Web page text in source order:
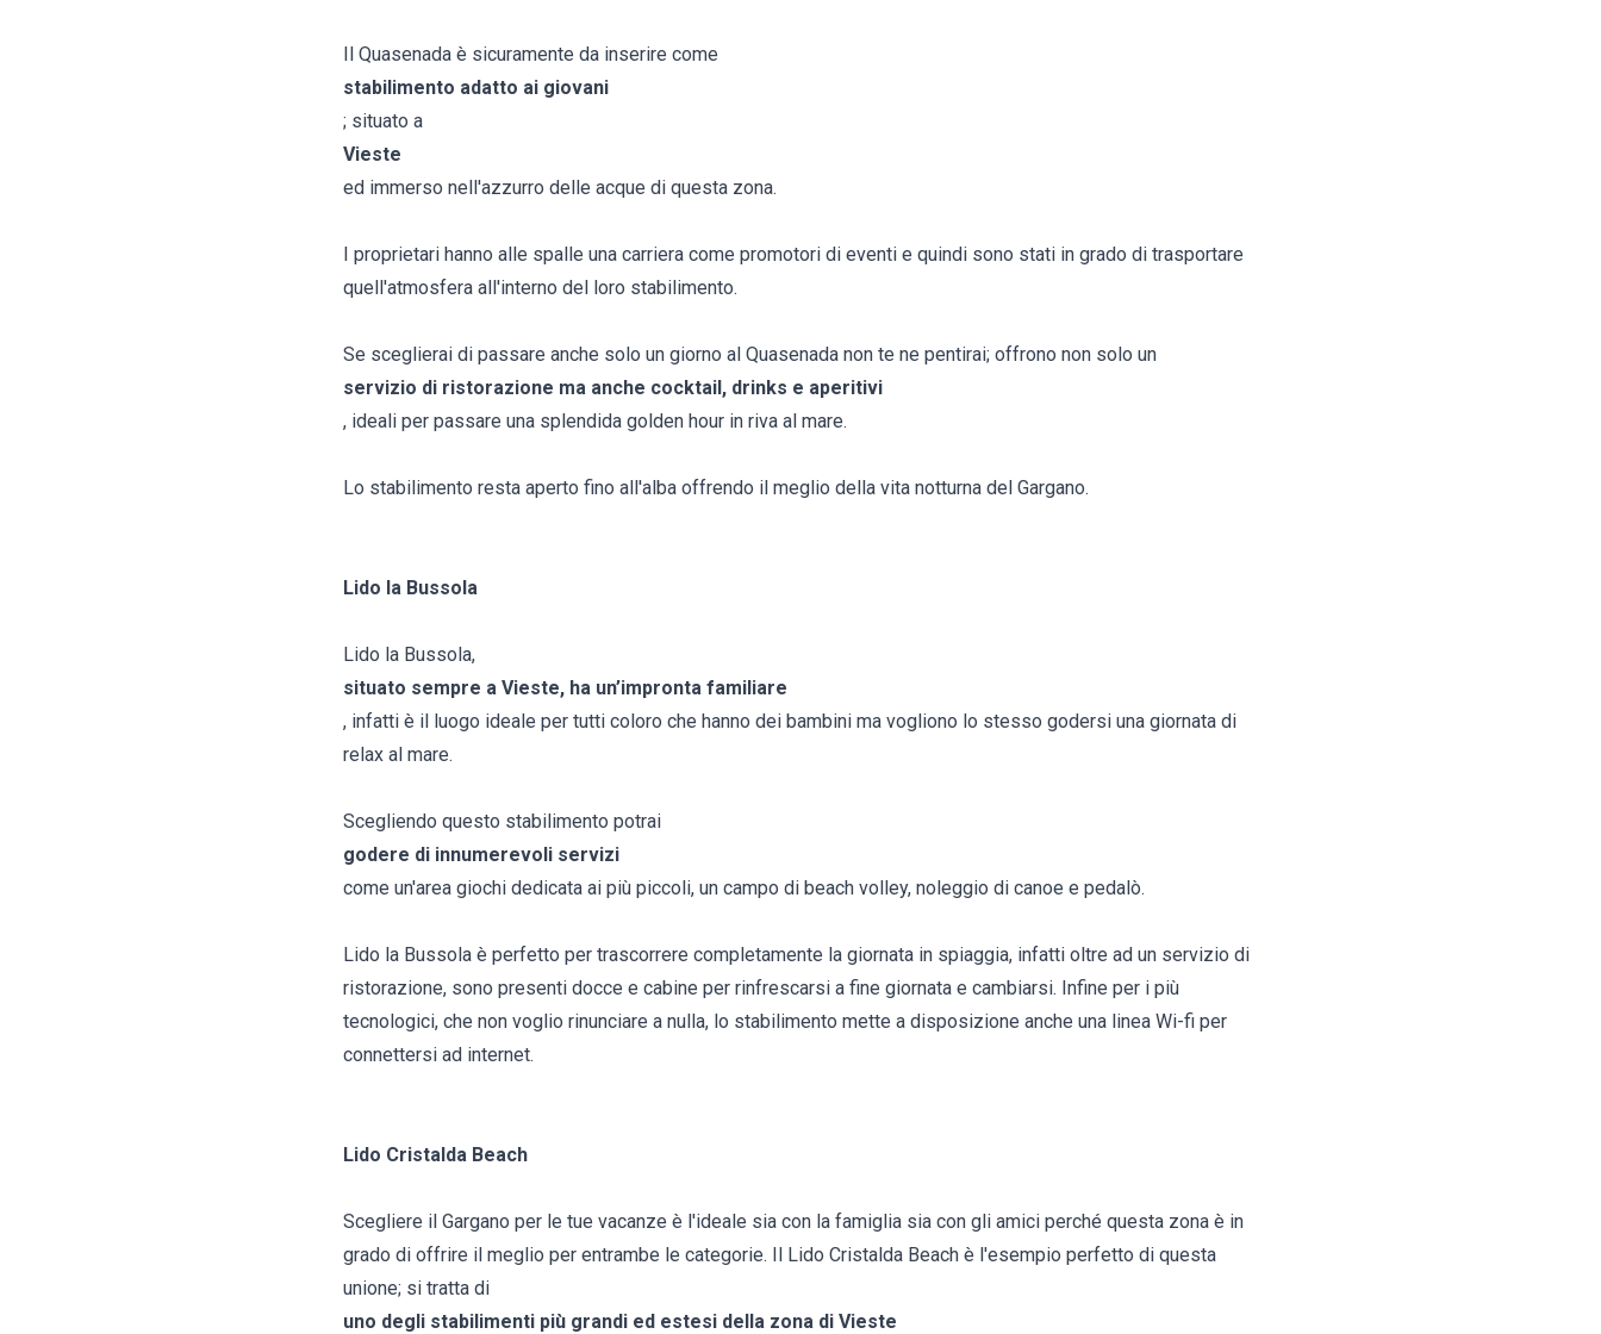
Il Quasenada è sicuramente da inserire come
stabilimento adatto ai giovani
; situato a
Vieste
ed immerso nell'azzurro delle acque di questa zona.
I proprietari hanno alle spalle una carriera come promotori di eventi e quindi sono stati in grado di trasportare
quell'atmosfera all'interno del loro stabilimento.
Se sceglierai di passare anche solo un giorno al Quasenada non te ne pentirai; offrono non solo un
servizio di ristorazione ma anche cocktail, drinks e aperitivi
, ideali per passare una splendida golden hour in riva al mare.
Lo stabilimento resta aperto fino all'alba offrendo il meglio della vita notturna del Gargano.
Lido la Bussola
Lido la Bussola,
situato sempre a Vieste, ha un’impronta familiare
, infatti è il luogo ideale per tutti coloro che hanno dei bambini ma vogliono lo stesso godersi una giornata di
relax al mare.
Scegliendo questo stabilimento potrai
godere di innumerevoli servizi
come un'area giochi dedicata ai più piccoli, un campo di beach volley, noleggio di canoe e pedalò.
Lido la Bussola è perfetto per trascorrere completamente la giornata in spiaggia, infatti oltre ad un servizio di
ristorazione, sono presenti docce e cabine per rinfrescarsi a fine giornata e cambiarsi. Infine per i più
tecnologici, che non voglio rinunciare a nulla, lo stabilimento mette a disposizione anche una linea Wi-fi per
connettersi ad internet.
Lido Cristalda Beach
Scegliere il Gargano per le tue vacanze è l'ideale sia con la famiglia sia con gli amici perché questa zona è in
grado di offrire il meglio per entrambe le categorie. Il Lido Cristalda Beach è l'esempio perfetto di questa
unione; si tratta di
uno degli stabilimenti più grandi ed estesi della zona di Vieste